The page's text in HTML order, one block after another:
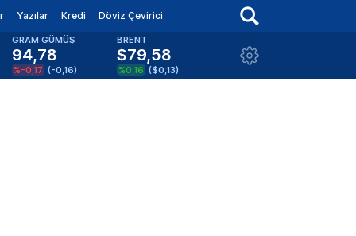
Yazılar Kredi Döviz Çevirici
GRAM GÜMÜŞ
94,78
%-0,17 (-0,16)
BRENT
$79,58
%0,16 ($0,13)